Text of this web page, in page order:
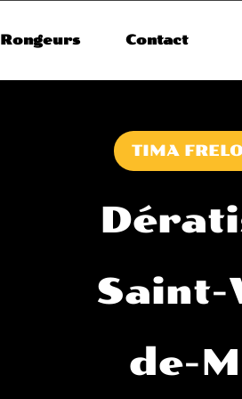
Rongeurs Contact
TIMA
Saint-
de-